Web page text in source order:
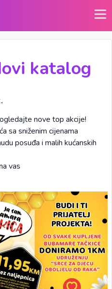
katalog
nove top akcije!
sa sniženim cijenama
posuđa i malih kućanskih
vas